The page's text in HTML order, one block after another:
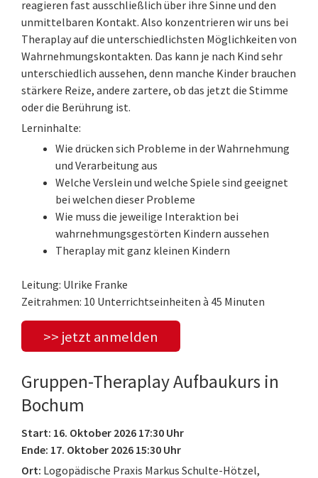
reagieren fast ausschließlich über ihre Sinne und den
unmittelbaren Kontakt. Also konzentrieren wir uns bei
Theraplay auf die unterschiedlichsten Möglichkeiten von
Wahrnehmungskontakten. Das kann je nach Kind sehr
unterschiedlich aussehen, denn manche Kinder brauchen
stärkere Reize, andere zartere, ob das jetzt die Stimme
oder die Berührung ist.
Lerninhalte:
Wie drücken sich Probleme in der Wahrnehmung
und Verarbeitung aus
Welche Verslein und welche Spiele sind geeignet
bei welchen dieser Probleme
Wie muss die jeweilige Interaktion bei
wahrnehmungsgestörten Kindern aussehen
Theraplay mit ganz kleinen Kindern
Leitung: Ulrike Franke
Zeitrahmen: 10 Unterrichtseinheiten à 45 Minuten
>> jetzt anmelden
Gruppen-Theraplay Aufbaukurs in
Bochum
Start: 16. Oktober 2026 17:30 Uhr
Ende: 17. Oktober 2026 15:30 Uhr
Ort: Logopädische Praxis Markus Schulte-Hötzel,